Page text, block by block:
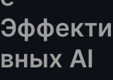
Эффекти
вных AI